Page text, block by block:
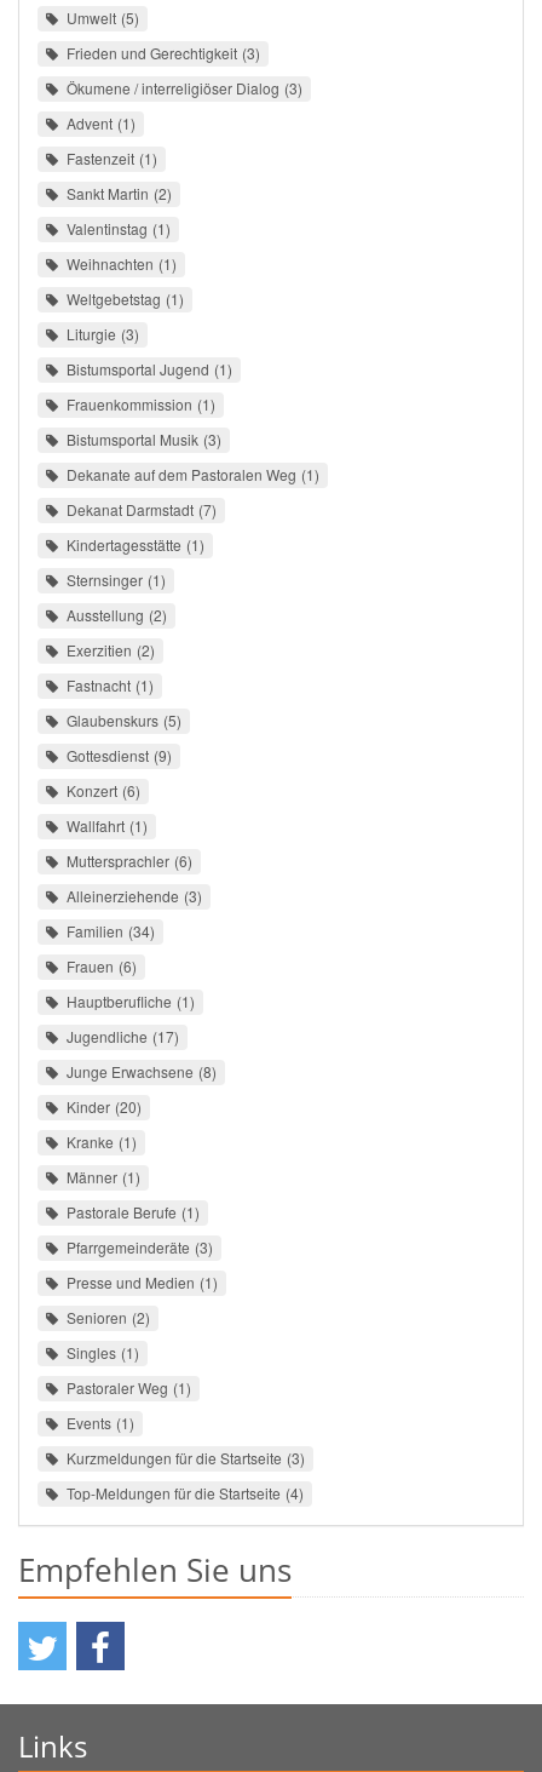
Umwelt 5
Frieden und Gerechtigkeit 3
Ökumene / interreligiöser Dialog 3
Advent 1
Fastenzeit 1
Sankt Martin 2
Valentinstag 1
Weihnachten 1
Weltgebetstag 1
Liturgie 3
Bistumsportal Jugend 1
Frauenkommission 1
Bistumsportal Musik 3
Dekanate auf dem Pastoralen Weg 1
Dekanat Darmstadt 7
Kindertagesstätte 1
Sternsinger 1
Ausstellung 2
Exerzitien 2
Fastnacht 1
Glaubenskurs 5
Gottesdienst 9
Konzert 6
Wallfahrt 1
Muttersprachler 6
Alleinerziehende 3
Familien 34
Frauen 6
Hauptberufliche 1
Jugendliche 17
Junge Erwachsene 8
Kinder 20
Kranke 1
Männer 1
Pastorale Berufe 1
Pfarrgemeinderäte 3
Presse und Medien 1
Senioren 2
Singles 1
Pastoraler Weg 1
Events 1
Kurzmeldungen für die Startseite 3
Top-Meldungen für die Startseite 4
Empfehlen Sie uns
Links